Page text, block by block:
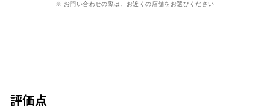
※ お問い合わせの際は、お近くの店舗をお選びください
評価点